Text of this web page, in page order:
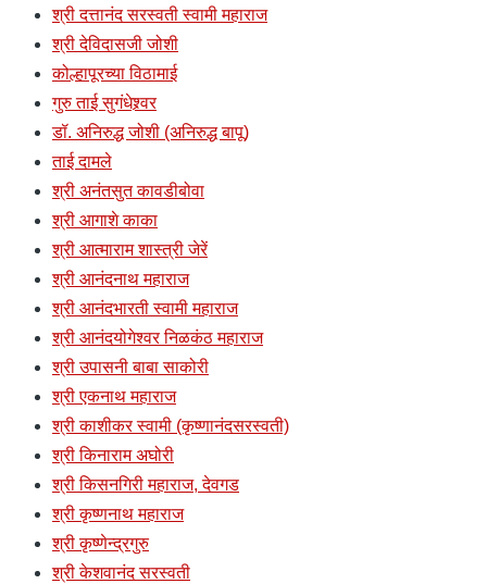
श्री दत्तानंद सरस्वती स्वामी महाराज
श्री देविदासजी जोशी
कोल्हापूरच्या विठामाई
गुरु ताई सुगंधेश्र्वर
डॉ. अनिरुद्ध जोशी (अनिरुद्ध बापू)
ताई दामले
श्री अनंतसुत कावडीबोवा
श्री आगाशे काका
श्री आत्माराम शास्त्री जेरें
श्री आनंदनाथ महाराज
श्री आनंदभारती स्वामी महाराज
श्री आनंदयोगेश्वर निळकंठ महाराज
श्री उपासनी बाबा साकोरी
श्री एकनाथ महाराज
श्री काशीकर स्वामी (कृष्णानंदसरस्वती)
श्री किनाराम अघोरी
श्री किसनगिरी महाराज, देवगड
श्री कृष्णनाथ महाराज
श्री कृष्णेन्द्रगुरु
श्री केशवानंद सरस्वती